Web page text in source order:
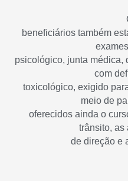
beneficiários também
psicológico, junta médica,
com
toxicológico, exigido
meio de
oferecidos ainda o
trânsito, as
de direção e